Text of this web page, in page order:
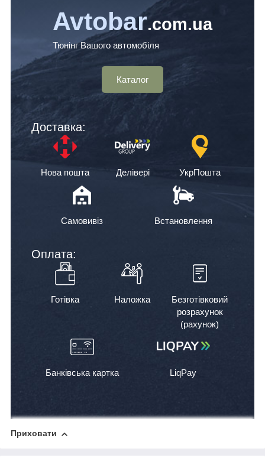
Avtobar.com.ua
Тюнінг Вашого автомобіля
Каталог
Доставка:
Нова пошта Делівері УкрПошта
Самовивіз Встановлення
Оплата:
Готівка Наложка
Безготівковий
розрахунок
(рахунок)
Банківська картка LiqPay
Приховати